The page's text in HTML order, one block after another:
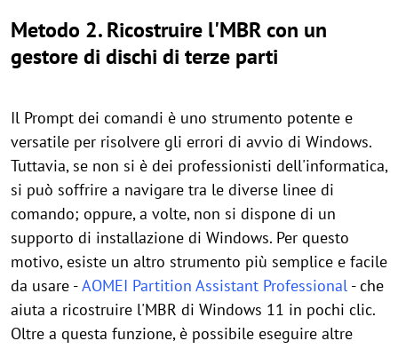
Metodo 2. Ricostruire l'MBR con un
gestore di dischi di terze parti
Il Prompt dei comandi è uno strumento potente e
versatile per risolvere gli errori di avvio di Windows.
Tuttavia, se non si è dei professionisti dell'informatica,
si può soffrire a navigare tra le diverse linee di
comando; oppure, a volte, non si dispone di un
supporto di installazione di Windows. Per questo
motivo, esiste un altro strumento più semplice e facile
da usare -AOMEI Partition Assistant Professional - che
aiuta a ricostruire l'MBR di Windows 11 in pochi clic.
Oltre a questa funzione, è possibile eseguire altre